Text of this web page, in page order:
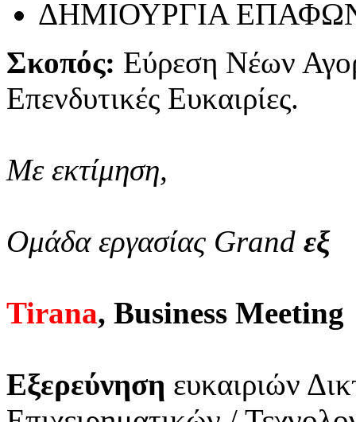
ΔΗΜΙΟΥΡΓΙΑ
Σκοπός: Εύρεση Νέων
Επενδυτικές Ευκαιρίες.
Με εκτίμηση,
Ομάδα εργασίας Grand εξ
Tirana, Business Meeting
Εξερεύνηση ευκαιριών